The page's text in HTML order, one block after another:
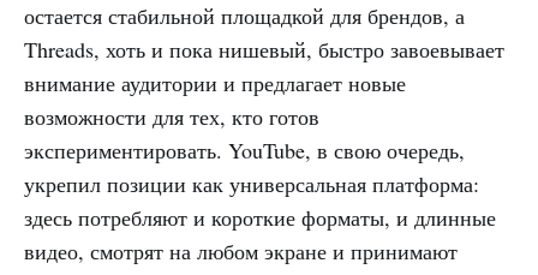
остается стабильной площадкой для брендов, а
Threads, хоть и пока нишевый, быстро завоевывает
внимание аудитории и предлагает новые
возможности для тех, кто готов
экспериментировать. YouTube, в свою очередь,
укрепил позиции как универсальная платформа:
здесь потребляют и короткие форматы, и длинные
видео, смотрят на любом экране и принимают